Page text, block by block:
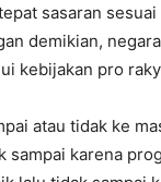
sasaran
demikian,
kebijakan pro
atau tidak ke
sampai karena